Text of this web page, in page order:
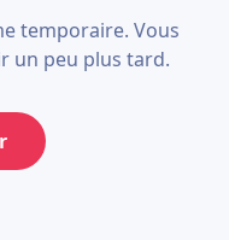
temporaire. Vous
un peu plus tard.